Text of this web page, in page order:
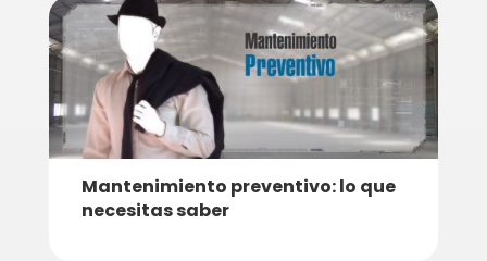
Mantenimiento preventivo: lo que
necesitas saber